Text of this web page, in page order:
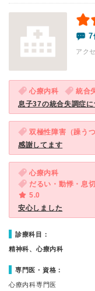
7
アク
心療内科 統合
息子37の統合失調症に
双極性障害（躁うつ
感謝してます
心療内科
5.0
安心しました
診療科目：
精神科、心療内科
専門医・資格：
心療内科専門医